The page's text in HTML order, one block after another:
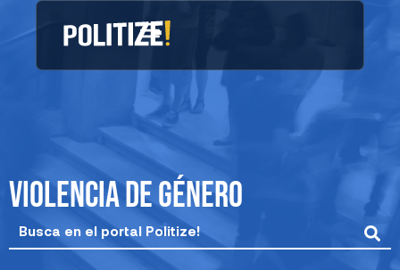
violencia de género